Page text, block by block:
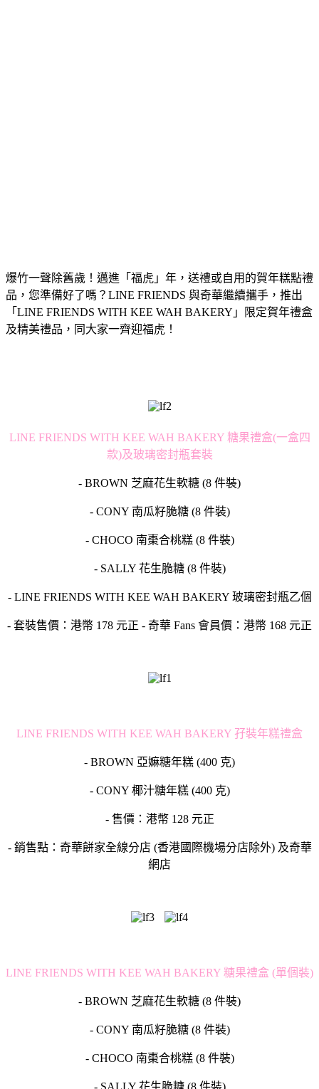
爆竹一聲除舊歲！邁進「福虎」年，送禮或自用的賀年糕點禮
品，您準備好了嗎？LINE FRIENDS 與奇華繼續攜手，推出
「LINE FRIENDS WITH KEE WAH BAKERY」限定賀年禮盒
及精美禮品，同大家一齊迎福虎！
LINE FRIENDS WITH KEE WAH BAKERY 糖果禮盒(一盒四
款)及玻璃密封瓶套裝
- BROWN 芝麻花生軟糖 (8 件裝)
- CONY 南瓜籽脆糖 (8 件裝)
- CHOCO 南棗合桃糕 (8 件裝)
- SALLY 花生脆糖 (8 件裝)
- LINE FRIENDS WITH KEE WAH BAKERY 玻璃密封瓶乙個
- 套裝售價：港幣 178 元正 - 奇華 Fans 會員價：港幣 168 元正
LINE FRIENDS WITH KEE WAH BAKERY 孖裝年糕禮盒
- BROWN 亞嫲糖年糕 (400 克)
- CONY 椰汁糖年糕 (400 克)
- 售價：港幣 128 元正
- 銷售點：奇華餅家全線分店 (香港國際機場分店除外) 及奇華
網店
LINE FRIENDS WITH KEE WAH BAKERY 糖果禮盒 (單個裝)
- BROWN 芝麻花生軟糖 (8 件裝)
- CONY 南瓜籽脆糖 (8 件裝)
- CHOCO 南棗合桃糕 (8 件裝)
- SALLY 花生脆糖 (8 件裝)